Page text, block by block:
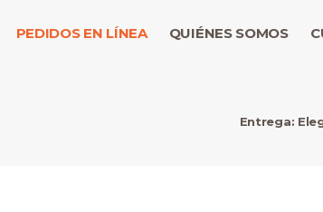
PEDIDOS EN LÍNEA QUIÉNES SOMOS
Entrega: